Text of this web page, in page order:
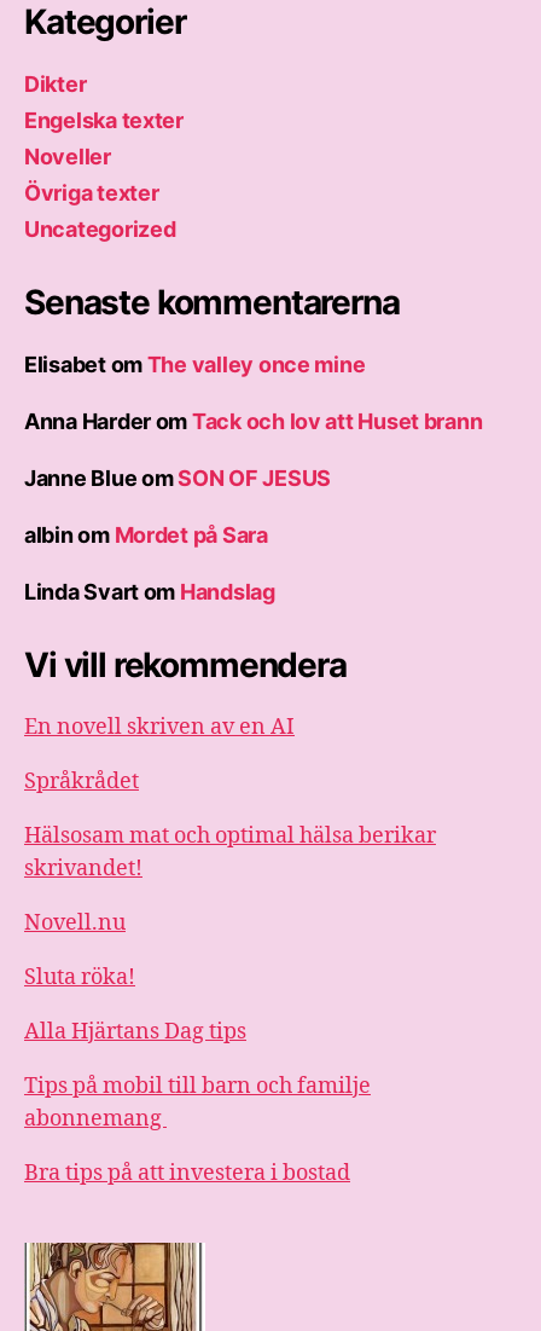
Kategorier
Dikter
Engelska texter
Noveller
Övriga texter
Uncategorized
Senaste kommentarerna
ElisabetomThe valley once mine
Anna HarderomTack och lov att Huset brann
Janne BlueomSON OF JESUS
albinom Mordet på Sara
Linda Svartom Handslag
Vi vill rekommendera
En novell skriven av en AI
Språkrådet
Hälsosam mat och optimal hälsa berikar
skrivandet!
Novell.nu
Sluta röka!
Alla Hjärtans Dag tips
Tips på mobil till barn och familje
abonnemang
Bra tips på att investera i bostad